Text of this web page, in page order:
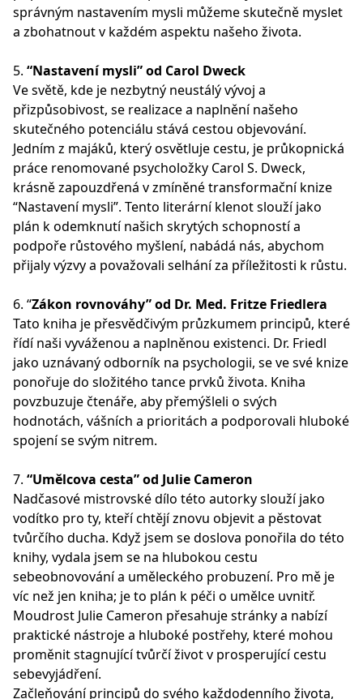
správným nastavením mysli můžeme skutečně myslet
a zbohatnout v každém aspektu našeho života.
5. “Nastavení mysli” od Carol Dweck
Ve světě, kde je nezbytný neustálý vývoj a
přizpůsobivost, se realizace a naplnění našeho
skutečného potenciálu stává cestou objevování.
Jedním z majáků, který osvětluje cestu, je průkopnická
práce renomované psycholožky Carol S. Dweck,
krásně zapouzdřená v zmíněné transformační knize
“Nastavení mysli”. Tento literární klenot slouží jako
plán k odemknutí našich skrytých schopností a
podpoře růstového myšlení, nabádá nás, abychom
přijaly výzvy a považovali selhání za příležitosti k růstu.
6. “Zákon rovnováhy” od Dr. Med. Fritze Friedlera
Tato kniha je přesvědčivým průzkumem principů, které
řídí naši vyváženou a naplněnou existenci. Dr. Friedl
jako uznávaný odborník na psychologii, se ve své knize
ponořuje do složitého tance prvků života. Kniha
povzbuzuje čtenáře, aby přemýšleli o svých
hodnotách, vášních a prioritách a podporovali hluboké
spojení se svým nitrem.
7. “Umělcova cesta” od Julie Cameron
Nadčasové mistrovské dílo této autorky slouží jako
vodítko pro ty, kteří chtějí znovu objevit a pěstovat
tvůrčího ducha. Když jsem se doslova ponořila do této
knihy, vydala jsem se na hlubokou cestu
sebeobnovování a uměleckého probuzení. Pro mě je
víc než jen kniha; je to plán k péči o umělce uvnitř.
Moudrost Julie Cameron přesahuje stránky a nabízí
praktické nástroje a hluboké postřehy, které mohou
proměnit stagnující tvůrčí život v prosperující cestu
sebevyjádření.
Začleňování principů do svého každodenního života,